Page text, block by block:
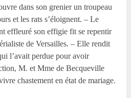
dans son grenier un troupeau
et les rats s’éloignent. – Le
effleuré son effigie fit se repentir
de Versailles. – Elle rendit
l’avait perdue pour avoir
M. et Mme de Becqueville
chastement en état de mariage.